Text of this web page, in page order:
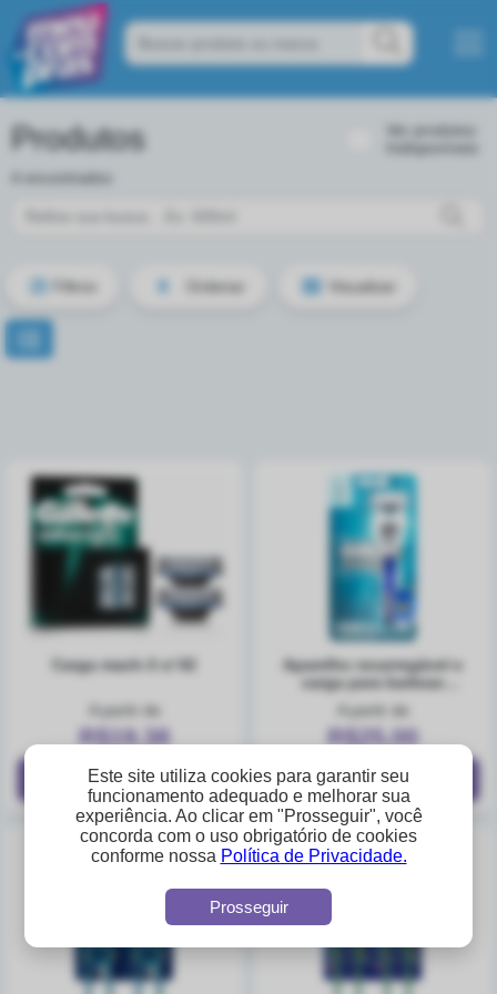
Este site utiliza cookies para garantir seu
funcionamento adequado e melhorar sua
experiência. Ao clicar em "Prosseguir", você
concorda com o uso obrigatório de cookies
conforme nossa Política de Privacidade.
Prosseguir
Produtos
4 encontrados
Ordenar Visualizar
carga mach-3 c/ 02
A partir de
R$19,38
aparelho recarregável e
carga para barbear
A partir de
R$25,00